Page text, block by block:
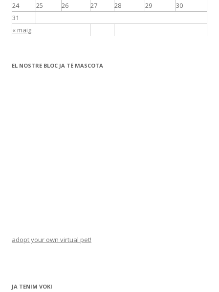
« maig
24
25 26 27 28 29
30
31
EL NOSTRE BLOC JA TÉ MASCOTA
adopt your own virtual pet!
JA TENIM VOKI